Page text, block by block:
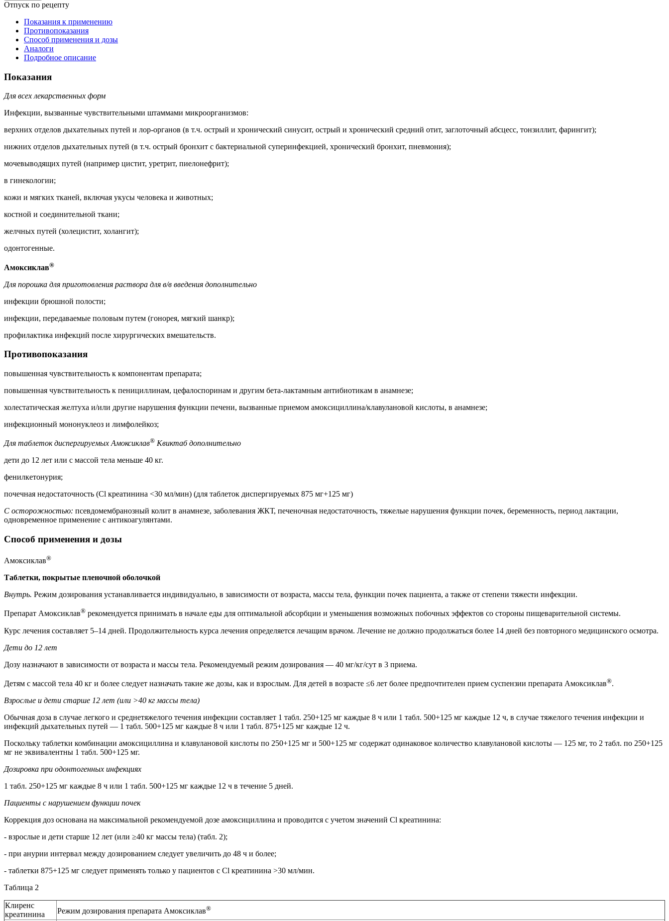
Отпуск по рецепту
Показания к применению
Противопоказания
Способ применения и дозы
Аналоги
Подробное описание
Показания
Для всех лекарственных форм
Инфекции, вызванные чувствительными штаммами микроорганизмов:
верхних отделов дыхательных путей и лор-органов (в т.ч. острый и хронический синусит, острый и хронический средний отит, заглоточный абсцесс, тонзиллит, фарингит);
нижних отделов дыхательных путей (в т.ч. острый бронхит с бактериальной суперинфекцией, хронический бронхит, пневмония);
мочевыводящих путей (например цистит, уретрит, пиелонефрит);
в гинекологии;
кожи и мягких тканей, включая укусы человека и животных;
костной и соединительной ткани;
желчных путей (холецистит, холангит);
одонтогенные.
Амоксиклав®
Для порошка для приготовления раствора для в/в введения дополнительно
инфекции брюшной полости;
инфекции, передаваемые половым путем (гонорея, мягкий шанкр);
профилактика инфекций после хирургических вмешательств.
Противопоказания
повышенная чувствительность к компонентам препарата;
повышенная чувствительность к пенициллинам, цефалоспоринам и другим бета-лактамным антибиотикам в анамнезе;
холестатическая желтуха и/или другие нарушения функции печени, вызванные приемом амоксициллина/клавулановой кислоты, в анамнезе;
инфекционный мононуклеоз и лимфолейкоз;
Для таблеток диспергируемых Амоксиклав® Квиктаб дополнительно
дети до 12 лет или с массой тела меньше 40 кг.
фенилкетонурия;
почечная недостаточность (Сl креатинина <30 мл/мин) (для таблеток диспергируемых 875 мг+125 мг)
С осторожностью: псевдомембранозный колит в анамнезе, заболевания ЖКТ, печеночная недостаточность, тяжелые нарушения функции почек, беременность, период лактации,
одновременное применение с антикоагулянтами.
Способ применения и дозы
Амоксиклав®
Таблетки, покрытые пленочной оболочкой
Внутрь. Режим дозирования устанавливается индивидуально, в зависимости от возраста, массы тела, функции почек пациента, а также от степени тяжести инфекции.
Препарат Амоксиклав® рекомендуется принимать в начале еды для оптимальной абсорбции и уменьшения возможных побочных эффектов со стороны пищеварительной системы.
Курс лечения составляет 5–14 дней. Продолжительность курса лечения определяется лечащим врачом. Лечение не должно продолжаться более 14 дней без повторного медицинского осмотра.
Дети до 12 лет
Дозу назначают в зависимости от возраста и массы тела. Рекомендуемый режим дозирования — 40 мг/кг/сут в 3 приема.
Детям с массой тела 40 кг и более следует назначать такие же дозы, как и взрослым. Для детей в возрасте ≤6 лет более предпочтителен прием суспензии препарата Амоксиклав®.
Взрослые и дети старше 12 лет (или >40 кг массы тела)
Обычная доза в случае легкого и среднетяжелого течения инфекции составляет 1 табл. 250+125 мг каждые 8 ч или 1 табл. 500+125 мг каждые 12 ч, в случае тяжелого течения инфекции и
инфекций дыхательных путей — 1 табл. 500+125 мг каждые 8 ч или 1 табл. 875+125 мг каждые 12 ч.
Поскольку таблетки комбинации амоксициллина и клавулановой кислоты по 250+125 мг и 500+125 мг содержат одинаковое количество клавулановой кислоты — 125 мг, то 2 табл. по 250+125
мг не эквивалентны 1 табл. 500+125 мг.
Дозировка при одонтогенных инфекциях
1 табл. 250+125 мг каждые 8 ч или 1 табл. 500+125 мг каждые 12 ч в течение 5 дней.
Пациенты с нарушением функции почек
Коррекция доз основана на максимальной рекомендуемой дозе амоксициллина и проводится с учетом значений Cl креатинина:
- взрослые и дети старше 12 лет (или ≥40 кг массы тела) (табл. 2);
- при анурии интервал между дозированием следует увеличить до 48 ч и более;
- таблетки 875+125 мг следует применять только у пациентов с Cl креатинина >30 мл/мин.
Таблица 2
Клиренс
креатинина
Режим дозирования препарата Амоксиклав®